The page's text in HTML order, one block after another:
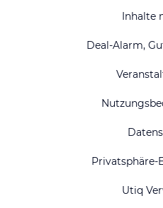
Inhalte
Deal-Alarm,
Privatsphäre-
Utiq